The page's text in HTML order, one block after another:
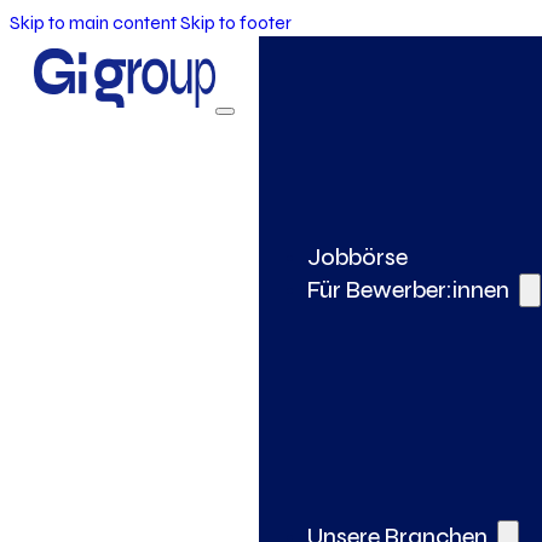
Skip to main contentSkip to footer
Jobbörse
Für Bewerber:innen